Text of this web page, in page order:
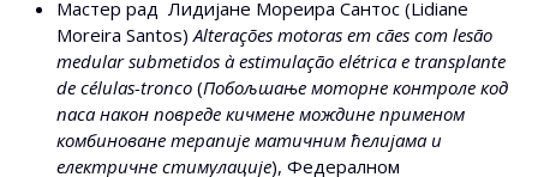
Мастер рад Лидијане Мореира Сантос (Lidiane
Moreira Santos)Alterações motoras em cães com lesão
medular submetidos à estimulação elétrica e transplante
de células-tronco (Побољшање моторне контроле код
паса након повреде кичмене мождине применом
комбиноване терапије матичним ћелијама и
електричне стимулације), Федералном